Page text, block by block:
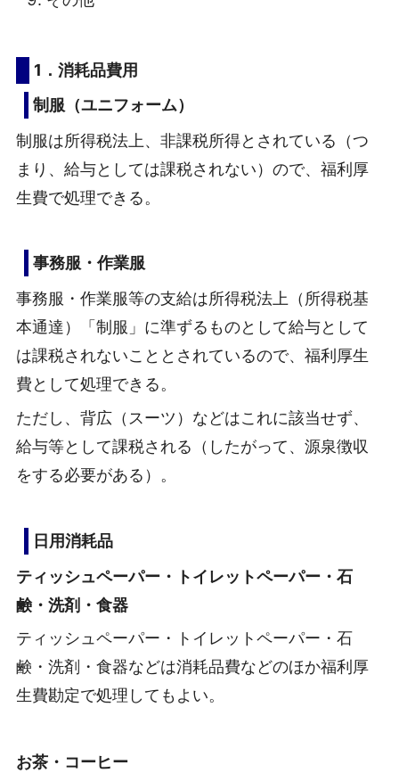
1．消耗品費用
制服（ユニフォーム）
制服は所得税法上、非課税所得とされている（つ
まり、給与としては課税されない）ので、福利厚
生費で処理できる。
事務服・作業服
事務服・作業服等の支給は所得税法上（所得税基
本通達）「制服」に準ずるものとして給与として
は課税されないこととされているので、福利厚生
費として処理できる。
ただし、背広（スーツ）などはこれに該当せず、
給与等として課税される（したがって、源泉徴収
をする必要がある）。
日用消耗品
ティッシュペーパー・トイレットペーパー・石
鹸・洗剤・食器
ティッシュペーパー・トイレットペーパー・石
鹸・洗剤・食器などは消耗品費などのほか福利厚
生費勘定で処理してもよい。
お茶・コーヒー